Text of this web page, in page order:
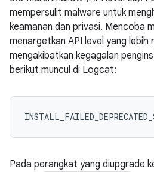
mempersulit malware untuk
keamanan dan privasi. Mencoba
menargetkan API level yang lebih
mengakibatkan kegagalan
berikut muncul di Logcat:
Pada perangkat yang diupgrade